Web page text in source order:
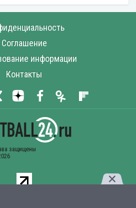
Соглашение
информации
Контакты